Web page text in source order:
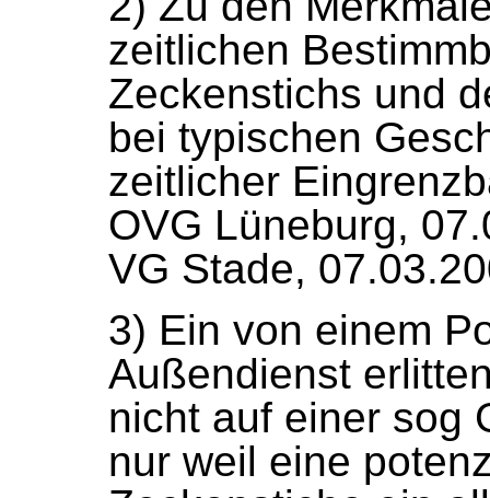
zeitlichen
Zeckenstichs und
bei typischen
zeitlicher
OVG Lüneburg,
VG Stade,
3) Ein von einem
Außendienst
nicht auf einer sog
nur weil eine